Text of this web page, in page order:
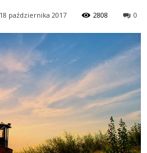
18 października 2017 2808 0